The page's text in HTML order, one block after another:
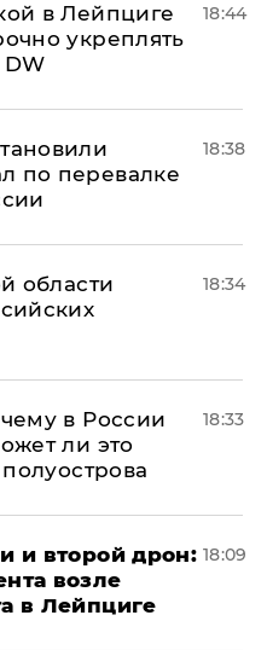
в Лейпциге
укреплять
18:44
по перевалке
18:38
области
18:34
в России
ли это
18:33
и второй дрон:
возле
в Лейпциге
18:09